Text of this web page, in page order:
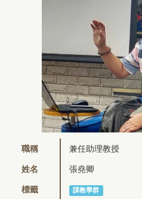
職稱 兼任助理教授
姓名 張堯卿
標籤 課教學群